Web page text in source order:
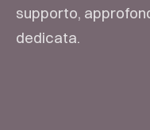
supporto,
dedicata.